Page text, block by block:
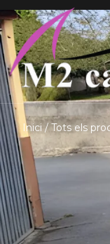
Saltar
al
contingut
Inici/Tots els